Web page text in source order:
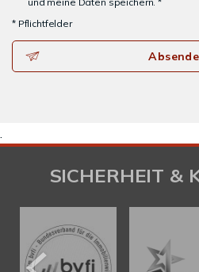
* Pflichtfelder
.
SICHERHEIT &